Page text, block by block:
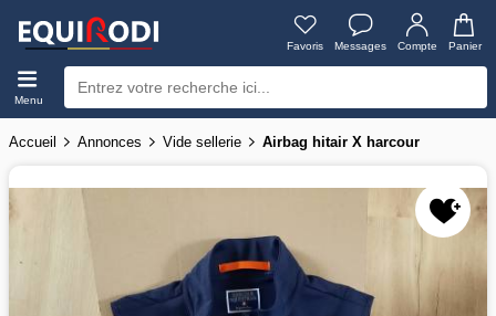
Favoris Messages Compte Panier
Menu
Accueil Annonces Vide sellerie Airbag hitair X harcour